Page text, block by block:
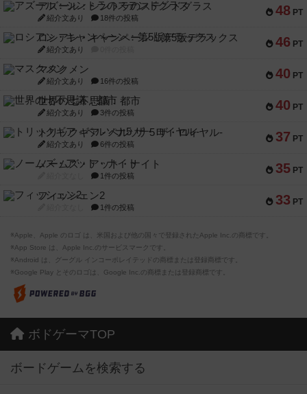
48 PT
アズール：シントラのステンドグラス
紹介文あり 18件の投稿
46 PT
ロシアン・キャンペーン：第5版デラックス
紹介文あり
40 PT
マスクメン
紹介文あり 16件の投稿
40 PT
世界の七不思議：都市
紹介文あり 3件の投稿
37 PT
トリックギア - ペルソナ5 ザ・ロイヤル-
紹介文あり 6件の投稿
35 PT
ノームズ・アット・ナイト
1件の投稿
33 PT
フィッシェン2
1件の投稿
※Apple、Apple のロゴ は、米国および他の国々で登録されたApple Inc.の商標です。
※App Store は、Apple Inc.のサービスマークです。
※Android は、グーグル インコーポレイテッドの商標または登録商標です。
※Google Play とそのロゴは、Google Inc.の商標または登録商標です。
ボドゲーマTOP
ボードゲームを検索する